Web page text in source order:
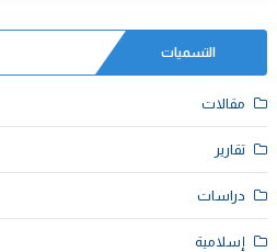
التسميات
مقالات
تقارير
دراسات
إسلامية